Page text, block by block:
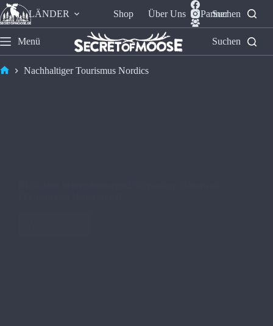
LÄNDER Shop Über Uns Partner
Suchen
Menü Suchen
Nachhaltiger Tourismus Nordics